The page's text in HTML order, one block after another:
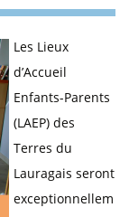
Les Lieux
d’Accueil
Enfants-Parents
(LAEP) des
Terres du
Lauragais seront
exceptionnellem